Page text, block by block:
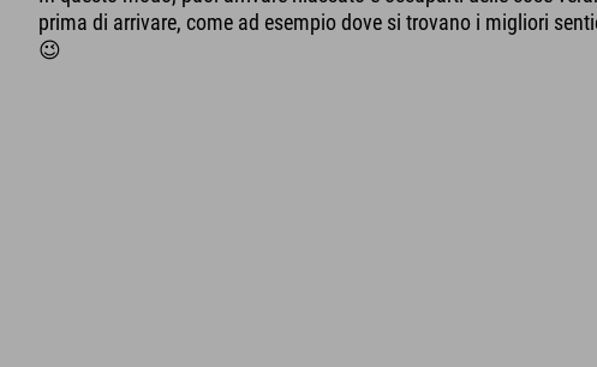
prima di arrivare, come ad esempio dove si trovano i migliori
😉